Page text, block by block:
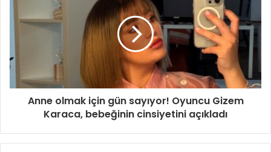
Anne olmak için gün sayıyor! Oyuncu Gizem
Karaca, bebeğinin cinsiyetini açıkladı